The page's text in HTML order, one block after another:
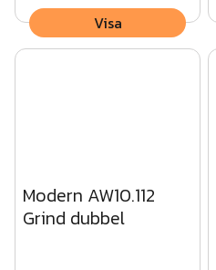
Visa
Modern AW10.112
Grind dubbel